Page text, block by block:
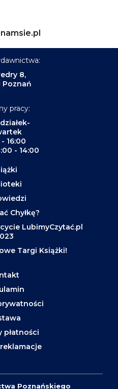
8,
Poznań
pracy:
16:00
- 14:00
Chyłkę?
LubimyCzytać.pl
Targi Książki!
płatności
Poznańskiego